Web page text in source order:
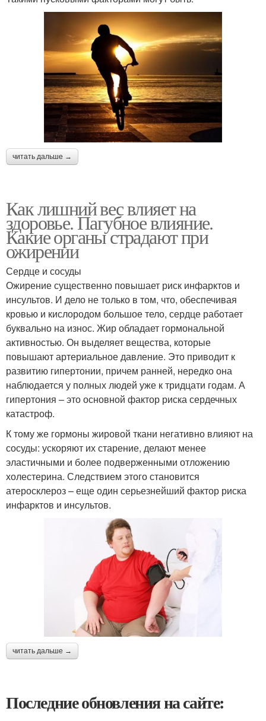
читать дальше →
Как лишний вес влияет на
здоровье. Пагубное влияние.
Какие органы страдают при
ожирении
Сердце и сосуды
Ожирение существенно повышает риск инфарктов и
инсультов. И дело не только в том, что, обеспечивая
кровью и кислородом большое тело, сердце работает
буквально на износ. Жир обладает гормональной
активностью. Он выделяет вещества, которые
повышают артериальное давление. Это приводит к
развитию гипертонии, причем ранней, нередко она
наблюдается у полных людей уже к тридцати годам. А
гипертония – это основной фактор риска сердечных
катастроф.
К тому же гормоны жировой ткани негативно влияют на
сосуды: ускоряют их старение, делают менее
эластичными и более подверженными отложению
холестерина. Следствием этого становится
атеросклероз – еще один серьезнейший фактор риска
инфарктов и инсультов.
читать дальше →
Последние обновления на сайте: